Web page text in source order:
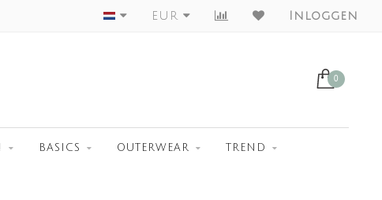
Worldwide Shipment
EUR Inloggen
0
BASICS OUTERWEAR TREND